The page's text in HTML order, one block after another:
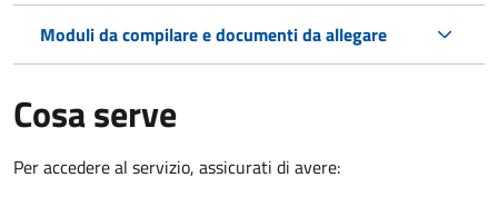
Moduli da compilare e documenti da allegare
Cosa serve
Per accedere al servizio, assicurati di avere: